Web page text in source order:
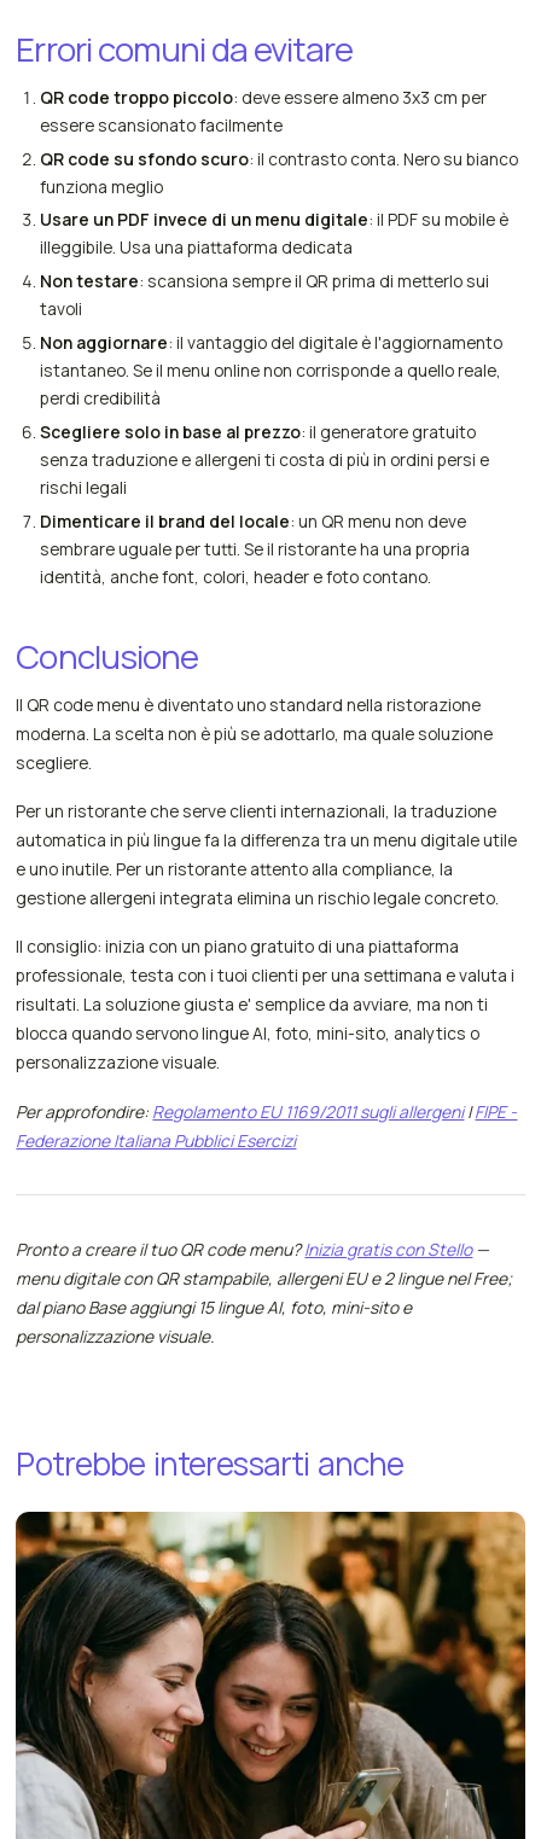
Errori comuni da evitare
QR code troppo piccolo: deve essere almeno 3x3 cm per
essere scansionato facilmente
QR code su sfondo scuro: il contrasto conta. Nero su bianco
funziona meglio
Usare un PDF invece di un menu digitale: il PDF su mobile è
illeggibile. Usa una piattaforma dedicata
Non testare: scansiona sempre il QR prima di metterlo sui
tavoli
Non aggiornare: il vantaggio del digitale è l'aggiornamento
istantaneo. Se il menu online non corrisponde a quello reale,
perdi credibilità
Scegliere solo in base al prezzo: il generatore gratuito
senza traduzione e allergeni ti costa di più in ordini persi e
rischi legali
Dimenticare il brand del locale: un QR menu non deve
sembrare uguale per tutti. Se il ristorante ha una propria
identità, anche font, colori, header e foto contano.
Conclusione
Il QR code menu è diventato uno standard nella ristorazione
moderna. La scelta non è più se adottarlo, ma quale soluzione
scegliere.
Per un ristorante che serve clienti internazionali, la traduzione
automatica in più lingue fa la differenza tra un menu digitale utile
e uno inutile. Per un ristorante attento alla compliance, la
gestione allergeni integrata elimina un rischio legale concreto.
Il consiglio: inizia con un piano gratuito di una piattaforma
professionale, testa con i tuoi clienti per una settimana e valuta i
risultati. La soluzione giusta e' semplice da avviare, ma non ti
blocca quando servono lingue AI, foto, mini-sito, analytics o
personalizzazione visuale.
Per approfondire: Regolamento EU 1169/2011 sugli allergeni|FIPE -
Federazione Italiana Pubblici Esercizi
Pronto a creare il tuo QR code menu?Inizia gratis con Stello—
menu digitale con QR stampabile, allergeni EU e 2 lingue nel Free;
dal piano Base aggiungi 15 lingue AI, foto, mini-sito e
personalizzazione visuale.
Potrebbe interessarti anche